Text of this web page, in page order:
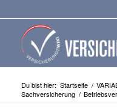
Du bist hier: Startseite /
Sachversicherung /